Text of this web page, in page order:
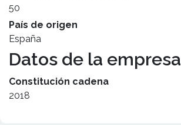
50
País de origen
España
Datos de la empresa
Constitución cadena
2018